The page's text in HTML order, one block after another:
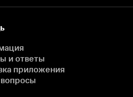
и ответы
приложения